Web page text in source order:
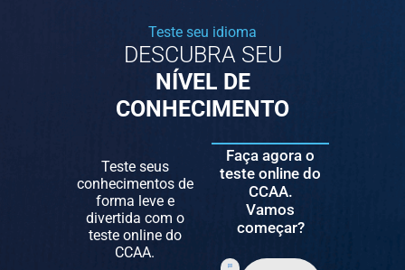
Teste seu idioma
DESCUBRA SEU
NÍVEL DE
CONHECIMENTO
Teste seus
conhecimentos de
forma leve e
divertida com o
teste online do
CCAA.
Faça agora o
teste online do
CCAA.
Vamos
começar?